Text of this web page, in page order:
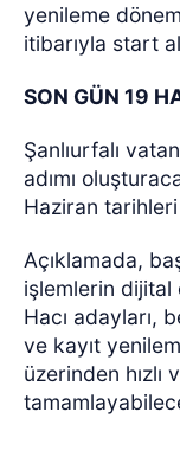
yenileme
itibarıyla start
SON GÜN 19
Şanlıurfalı
adımı
Haziran
Açıklamada,
işlemlerin
Hacı adayları,
ve kayıt
üzerinden